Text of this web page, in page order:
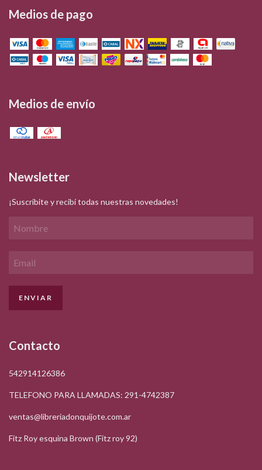
Medios de pago
Medios de envío
Newsletter
¡Suscribite y recibí todas nuestras novedades!
Contacto
542914126386
TELEFONO PARA LLAMADAS: 291-4742387
ventas@libreriadonquijote.com.ar
Fitz Roy esquina Brown (Fitz roy 92)